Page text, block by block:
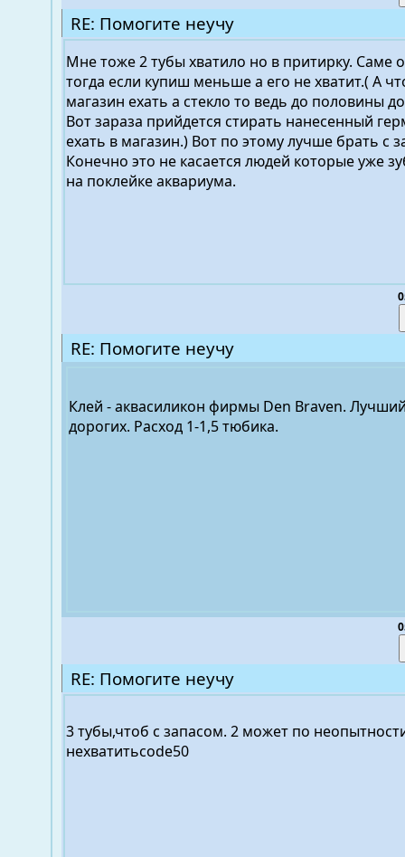
RE: Помогите неучу
Мне тоже 2 тубы хватило но в притирку. Саме
тогда если купиш меньше а его не хватит.( А
магазин ехать а стекло то ведь до половины
Вот зараза прийдется стирать нанесенный
ехать в магазин.) Вот по этому лучше брать с
Конечно это не касается людей которые уже
на поклейке аквариума.
RE: Помогите неучу
Клей - аквасиликон фирмы Den Braven.
дорогих. Расход 1-1,5 тюбика.
RE: Помогите неучу
3 тубы,чтоб с запасом. 2 может по
нехватитьcode50